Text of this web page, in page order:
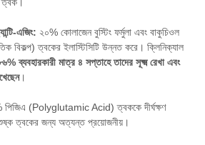
এজিং: ২০% কোলাজেন বুস্টিং ফর্মুলা এবং বাকুচিওল
বিকল্প) ত্বকের ইলাস্টিসিটি উন্নত করে। ক্লিনিক্যাল
ব্যবহারকারী মাত্র ৪ সপ্তাহে তাদের সূক্ষ্ম রেখা এবং
।
পিজিএ (Polyglutamic Acid) ত্বককে দীর্ঘক্ষণ
ত্বকের জন্য অত্যন্ত প্রয়োজনীয়।